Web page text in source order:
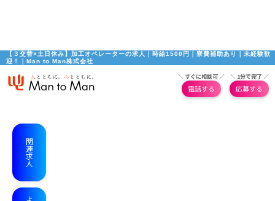
【３交替×土日休み】加工オペレーターの求人｜時給1500円｜寮費補助あり｜未経験歓
迎！｜Man to Man株式会社
＼ すぐに相談可 ／
電話する
＼ 1分で完了 ／
応募する
関連求人